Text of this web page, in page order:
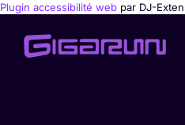
Plugin accessibilité web par DJ-